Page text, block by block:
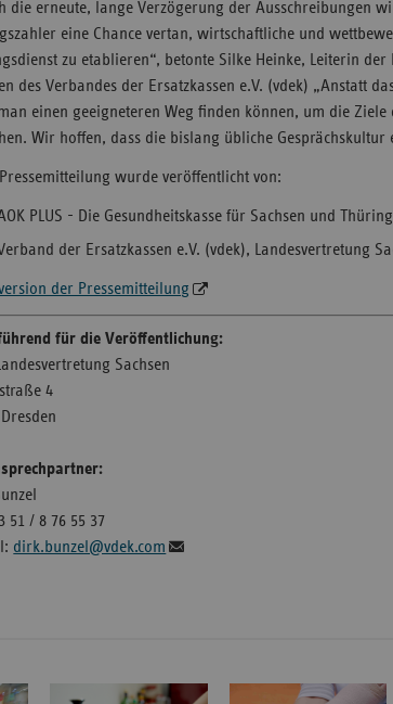
die erneute, lange Verzögerung der Ausschreibungen
eine Chance vertan, wirtschaftliche und
zu etablieren“, betonte Silke Heinke, Leiterin der
des Verbandes der Ersatzkassen e.V. (vdek) „Anstatt
einen geeigneteren Weg finden können, um die Ziele
Wir hoffen, dass die bislang übliche Gesprächskultur
wurde veröffentlicht von:
PLUS - Die Gesundheitskasse für Sachsen und
der Ersatzkassen e.V. (vdek), Landesvertretung
der Pressemitteilung
für die Veröffentlichung:
Sachsen
4
51 / 8 76 55 37
dirk.bunzel@vdek.com